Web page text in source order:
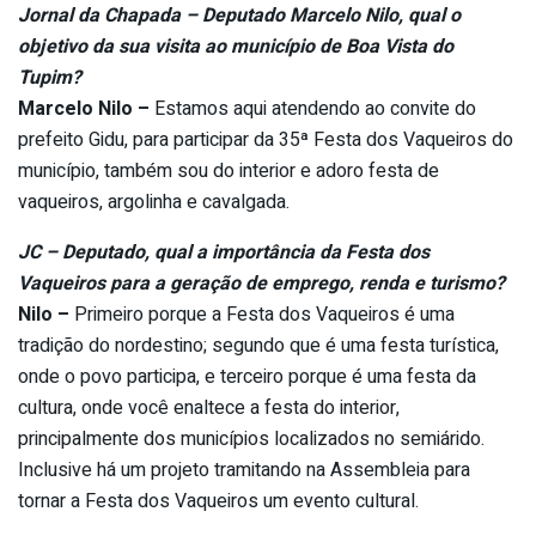
Jornal da Chapada – Deputado Marcelo Nilo, qual o
objetivo da sua visita ao município de Boa Vista do
Tupim?
Marcelo Nilo – Estamos aqui atendendo ao convite do
prefeito Gidu, para participar da 35ª Festa dos Vaqueiros do
município, também sou do interior e adoro festa de
vaqueiros, argolinha e cavalgada.
JC – Deputado, qual a importância da Festa dos
Vaqueiros para a geração de emprego, renda e turismo?
Nilo – Primeiro porque a Festa dos Vaqueiros é uma
tradição do nordestino; segundo que é uma festa turística,
onde o povo participa, e terceiro porque é uma festa da
cultura, onde você enaltece a festa do interior,
principalmente dos municípios localizados no semiárido.
Inclusive há um projeto tramitando na Assembleia para
tornar a Festa dos Vaqueiros um evento cultural.